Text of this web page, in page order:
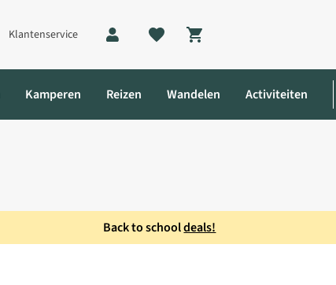
Klantenservice
Shopping cart
Kamperen Reizen Wandelen Activiteiten
Back to schooldeals!